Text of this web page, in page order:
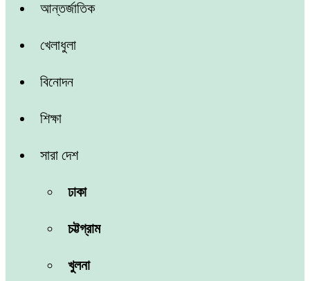
আন্তর্জাতিক
খেলাধুলা
বিনোদন
শিক্ষা
সারা দেশ
ঢাকা
চট্টগ্রাম
খুলনা